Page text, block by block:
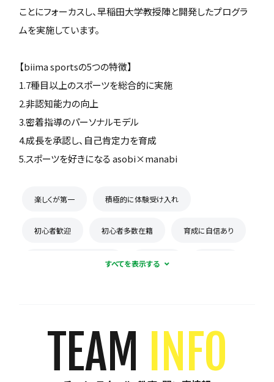
ことにフォーカスし、早稲田大学教授陣と開発したプログラ
ムを実施しています。
【biima sportsの5つの特徴】
1.7種目以上のスポーツを総合的に実施
2.非認知能力の向上
3.密着指導のパーソナルモデル
4.成長を承認し、自己肯定力を育成
5.スポーツを好きになる asobi×manabi
楽しくが第一 積極的に体験受け入れ
初心者歓迎 初心者多数在籍 育成に自信あり
コーチとの距離感が近い 少数精鋭
初回購入品あり 保護者の当番なし
TEAM INFO